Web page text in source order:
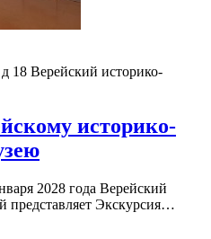
18 Верейский историко-
историко-
2028 года Верейский
представляет Экскурсия…